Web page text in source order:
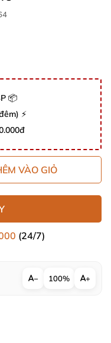
📦
⚡
VÀO GIỎ
(24/7)
− 100% +